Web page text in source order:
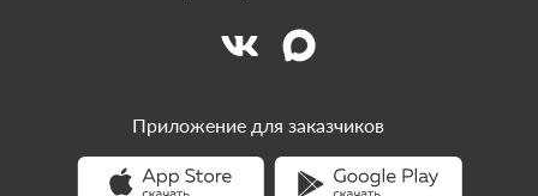
Приложение для заказчиков